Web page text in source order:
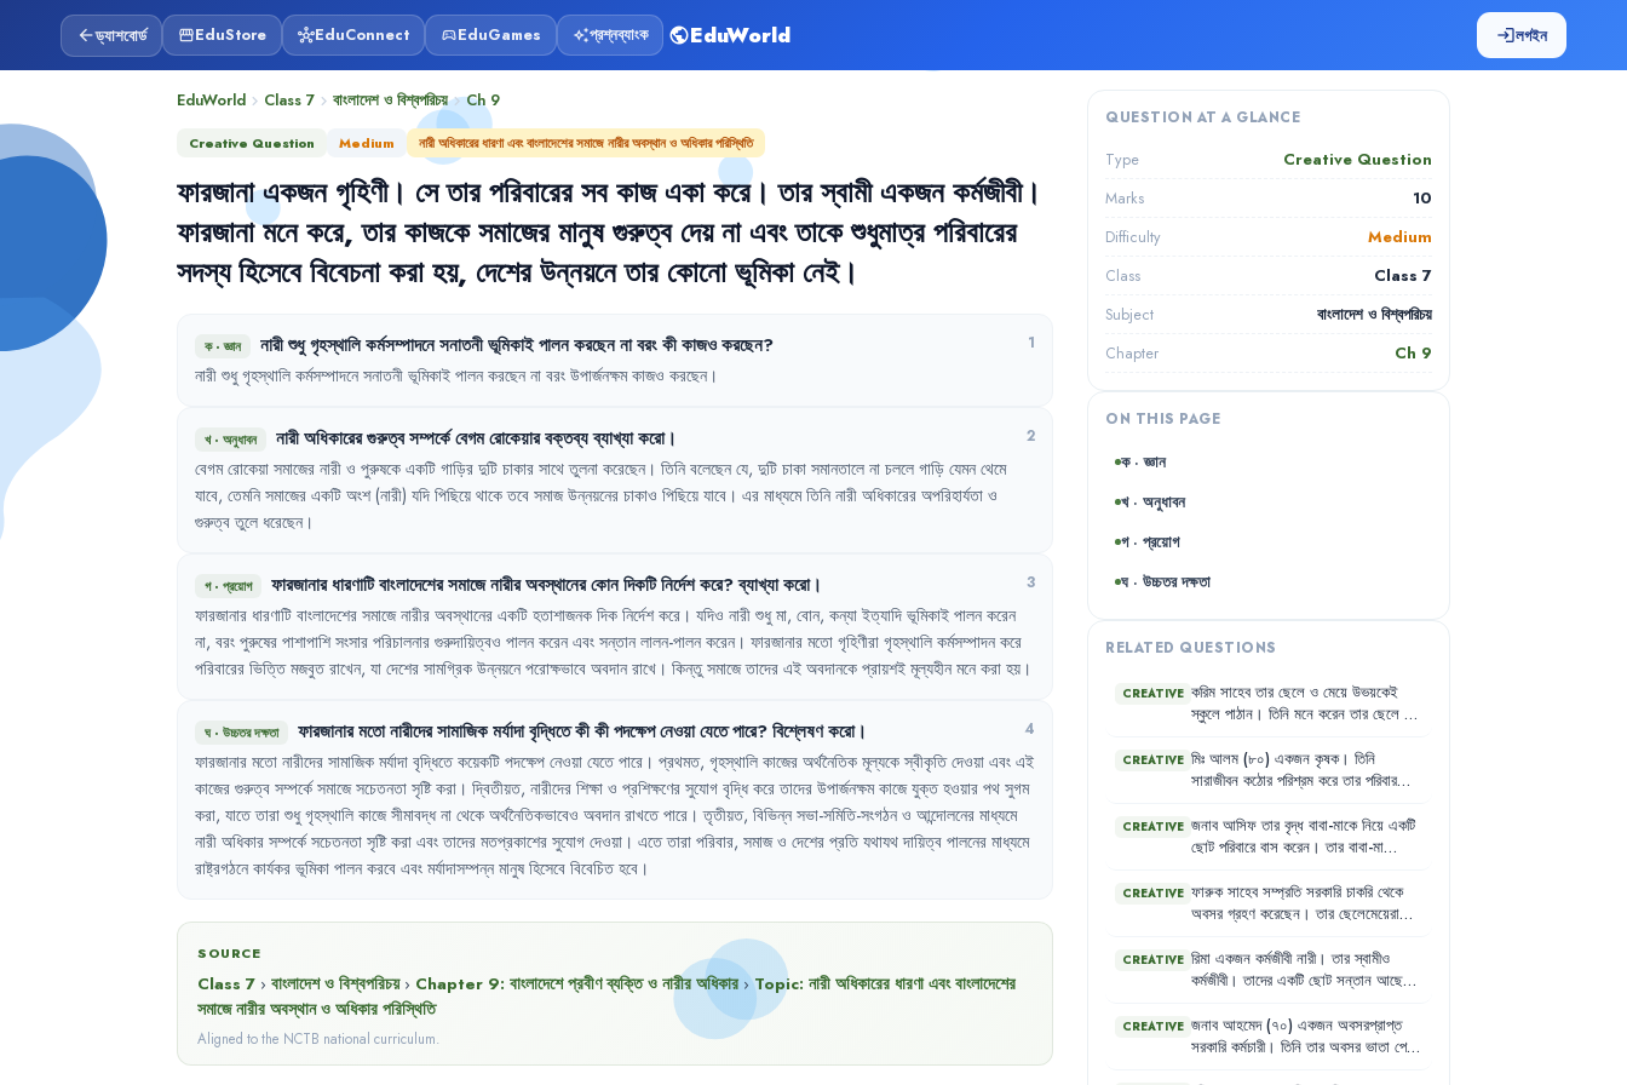
arrow_backড্যাশবোর্ড storefrontEduStore hubEduConnect sports_esportsEduGames auto_awesomeপ্রশ্নব্যাংক publicEduWorld loginলগইন
EduWorld chevron_right Class 7 chevron_right বাংলাদেশ ও বিশ্বপরিচয়chevron_rightCh 9
Creative Question Medium নারী অধিকারের ধারণা এবং বাংলাদেশের সমাজে নারীর অবস্থান ও অধিকার পরিস্থিতি
ফারজানা একজন গৃহিণী। সে তার পরিবারের সব কাজ একা করে। তার স্বামী একজন কর্মজীবী।
ফারজানা মনে করে, তার কাজকে সমাজের মানুষ গুরুত্ব দেয় না এবং তাকে শুধুমাত্র পরিবারের
সদস্য হিসেবে বিবেচনা করা হয়, দেশের উন্নয়নে তার কোনো ভূমিকা নেই।
ক·জ্ঞান নারীশুধুগৃহস্থালিকর্মসম্পাদনেসনাতনীভূমিকাইপালনকরছেননাবরংকীকাজওকরছেন? 1
নারী শুধু গৃহস্থালি কর্মসম্পাদনে সনাতনী ভূমিকাই পালন করছেন না বরং উপার্জনক্ষম কাজও করছেন।
খ· অনুধাবন নারীঅধিকারেরগুরুত্বসম্পর্কেবেগমরোকেয়ারবক্তব্যব্যাখ্যাকরো। 2
বেগম রোকেয়া সমাজের নারী ও পুরুষকে একটি গাড়ির দুটি চাকার সাথে তুলনা করেছেন। তিনি বলেছেন যে, দুটি চাকা সমানতালে না চললে গাড়ি যেমন থেমে
যাবে, তেমনি সমাজের একটি অংশ (নারী) যদি পিছিয়ে থাকে তবে সমাজ উন্নয়নের চাকাও পিছিয়ে যাবে । এর মাধ্যমে তিনি নারী অধিকারের অপরিহার্যতা ও
গুরুত্ব তুলে ধরেছেন।
গ· প্রয়োগ ফারজানারধারণাটিবাংলাদেশেরসমাজেনারীরঅবস্থানেরকোনদিকটিনির্দেশকরে?ব্যাখ্যাকরো। 3
ফারজানার ধারণাটি বাংলাদেশের সমাজে নারীর অবস্থানের একটি হতাশাজনক দিক নির্দেশ করে । যদিও নারী শুধু মা, বোন, কন্যা ইত্যাদি ভূমিকাই পালন করেন
না, বরং পুরুষের পাশাপাশি সংসার পরিচালনার গুরুদায়িত্বও পালন করেন এবং সন্তান লালন-পালন করেন। ফারজানার মতো গৃহিণীরা গৃহস্থালি কর্মসম্পাদন করে
পরিবারের ভিত্তি মজবুত রাখেন, যা দেশের সামগ্রিক উন্নয়নে পরোক্ষভাবে অবদান রাখে । কিন্তু সমাজে তাদের এই অবদানকে প্রায়শই মূল্যহীন মনে করা হয় ।
ঘ· উচ্চতর দক্ষতা ফারজানারমতোনারীদেরসামাজিকমর্যাদাবৃদ্ধিতেকীকীপদক্ষেপনেওয়াযেতেপারে?বিশ্লেষণকরো। 4
ফারজানার মতো নারীদের সামাজিক মর্যাদা বৃদ্ধিতে কয়েকটি পদক্ষেপ নেওয়া যেতে পারে । প্রথমত, গৃহস্থালি কাজের অর্থনৈতিক মূল্যকে স্বীকৃতি দেওয়া এবং এই
কাজের গুরুত্ব সম্পর্কে সমাজে সচেতনতা সৃষ্টি করা । দ্বিতীয়ত, নারীদের শিক্ষা ও প্রশিক্ষণের সুযোগ বৃদ্ধি করে তাদের উপার্জনক্ষম কাজে যুক্ত হওয়ার পথ সুগম
করা, যাতে তারা শুধু গৃহস্থালি কাজে সীমাবদ্ধ না থেকে অর্থনৈতিকভাবেও অবদান রাখতে পারে । তৃতীয়ত, বিভিন্ন সভা-সমিতি-সংগঠন ও আন্দোলনের মাধ্যমে
নারী অধিকার সম্পর্কে সচেতনতা সৃষ্টি করা এবং তাদের মতপ্রকাশের সুযোগ দেওয়া । এতে তারা পরিবার, সমাজ ও দেশের প্রতি যথাযথ দায়িত্ব পালনের মাধ্যমে
রাষ্ট্রগঠনে কার্যকর ভূমিকা পালন করবে এবং মর্যাদাসম্পন্ন মানুষ হিসেবে বিবেচিত হবে ।
SOURCE
Class 7 › বাংলাদেশ ও বিশ্বপরিচয় › Chapter 9: বাংলাদেশে প্রবীণ ব্যক্তি ও নারীর অধিকার ›Topic: নারী অধিকারের ধারণা এবং বাংলাদেশের
সমাজে নারীর অবস্থান ও অধিকার পরিস্থিতি
Aligned to the NCTB national curriculum.
QUESTION AT A GLANCE
Type Creative Question
Marks 10
Difficulty Medium
Class Class 7
Subject বাংলাদেশ ও বিশ্বপরিচয়
Chapter Ch 9
ON THIS PAGE
ক · জ্ঞান
খ · অনুধাবন
গ · প্রয়োগ
ঘ · উচ্চতর দক্ষতা
RELATED QUESTIONS
CREATIVE করিম সাহেব তার ছেলে ও মেয়ে উভয়কেই
স্কুলে পাঠান । তিনি মনে করেন তার ছেলে বড়
শ্বশুরবাড়ি চলে যাবে। তাই তিনি ছেলের
পড়ালেখার পেছনে বেশি খরচ করেন এবং
CREATIVE মিঃ আলম (৮০) একজন কৃষক। তিনি
সারাজীবন কঠোর পরিশ্রম করে তার পরিবারকে
কারণে কাজ করতে পারেন না এবং তার কোনো
সঞ্চয়ও নেই। তার ছেলেরা তাকে সহযোগিতা
অনাহারে থাকেন।
CREATIVE জনাব আসিফ তার বৃদ্ধ বাবা-মাকে নিয়ে একটি
ছোট পরিবারে বাস করেন । তার বাবা-মা
পারেননি। এখন তারা তাদের সন্তানদের উপর
সম্পূর্ণরূপে নির্ভরশীল। আসিফ এবং তার স্ত্রী
সব চাহিদা পূরণ করা কঠিন হয়ে পড়ছে।
CREATIVE ফারুক সাহেব সম্প্রতি সরকারি চাকরি থেকে
অবসর গ্রহণ করেছেন । তার ছেলেমেয়েরা
ব্যস্ত। ফারুক সাহেব এখন বেশিরভাগ সময়
একা থাকেন এবং নিজের পছন্দের কাজগুলো
তিনি নিজেও শারীরিক জটিলতায় ভুগছেন কিন্তু
প্রয়োজনীয় চিকিৎসার সুযোগ পাচ্ছেন না।
CREATIVE রিমা একজন কর্মজীবী নারী। তার স্বামীও
কর্মজীবী। তাদের একটি ছোট সন্তান আছে।
রিমা যেন চাকরি ছেড়ে দিয়ে সন্তানের
দেখাশোনা করে। কিন্তু রিমা তার ব্যক্তিগত
CREATIVE জনাব আহমেদ (৭০) একজন অবসরপ্রাপ্ত
সরকারি কর্মচারী। তিনি তার অবসর ভাতা পেয়ে